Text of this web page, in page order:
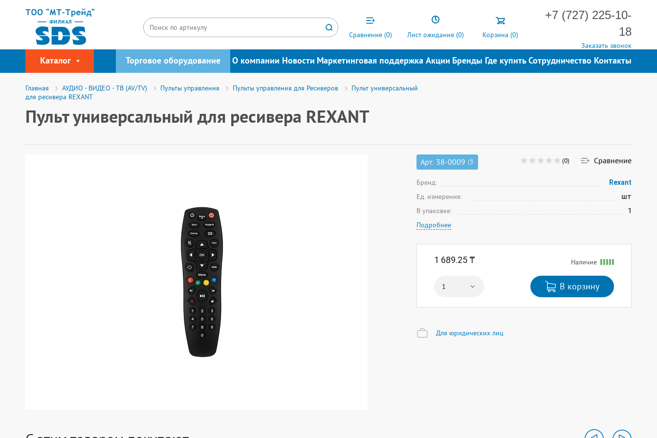
Сравнение (0) Лист ожидания (0) Корзина (0)
+7 (727) 225-10-
18
Заказать звонок
Каталог Торговое оборудование О компании Новости Маркетинговая поддержка Акции Бренды Где купитьСотрудничество Контакты
Главная АУДИО - ВИДЕО - ТВ (AV/TV) Пульты управления Пульты управления для Ресиверов
Пульт универсальный
для ресивера REXANT
Пульт универсальный для ресивера REXANT
Арт: 38-0009 (0) Сравнение
Бренд: Rexant
Ед. измерения: шт
В упаковке: 1
Подробнее
1 689.25 ₸ Наличие
В корзину
Для юридических лиц